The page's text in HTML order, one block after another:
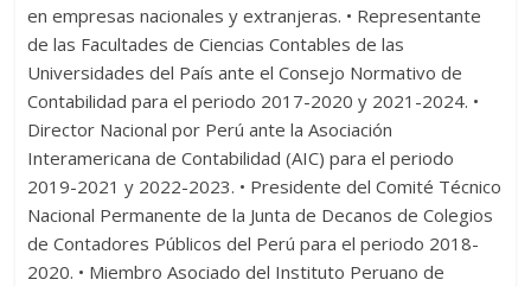
en empresas nacionales y extranjeras. • Representante
de las Facultades de Ciencias Contables de las
Universidades del País ante el Consejo Normativo de
Contabilidad para el periodo 2017-2020 y 2021-2024. •
Director Nacional por Perú ante la Asociación
Interamericana de Contabilidad (AIC) para el periodo
2019-2021 y 2022-2023. • Presidente del Comité Técnico
Nacional Permanente de la Junta de Decanos de Colegios
de Contadores Públicos del Perú para el periodo 2018-
2020. • Miembro Asociado del Instituto Peruano de